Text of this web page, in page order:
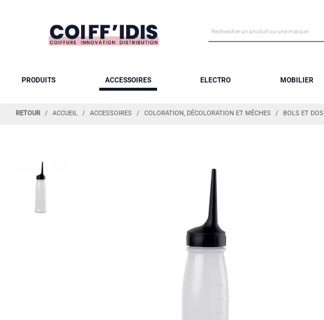
PRODUITS ACCESSOIRES ELECTRO MOBILIER
RETOUR ACCUEIL ACCESSOIRES COLORATION, DÉCOLORATION ET MÈCHES BOLS ET